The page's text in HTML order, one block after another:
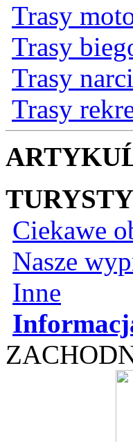
Trasy
Trasy
Trasy
Trasy
Ciekawe
Nasze
Inne